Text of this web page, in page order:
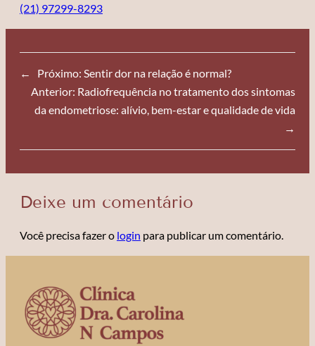
(21) 97299-8293
← Próximo: Sentir dor na relação é normal?
Anterior: Radiofrequência no tratamento dos sintomas
da endometriose: alívio, bem-estar e qualidade de vida
→
Deixe um comentário
Você precisa fazer o login para publicar um comentário.